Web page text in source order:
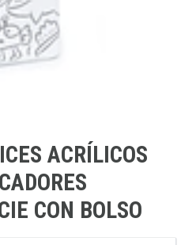
ACRÍLICOS
CON BOLSO